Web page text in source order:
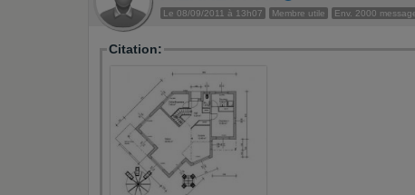
Le 08/09/2011 à 13h07 Membre utile Env. 2000
Citation: